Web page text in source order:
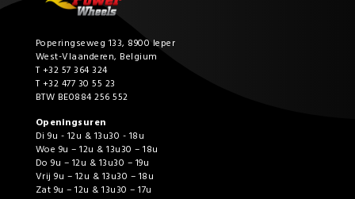
Poperingseweg 133, 8900 Ieper
West-Vlaanderen, Belgium
T +32 57 364 324
T +32 477 30 55 23
BTW BE0884 256 552
Openingsuren
Di 9u - 12u & 13u30 - 18u
Woe 9u – 12u & 13u30 – 18u
Do 9u – 12u & 13u30 – 19u
Vrij 9u – 12u & 13u30 – 18u
Zat 9u – 12u & 13u30 – 17u